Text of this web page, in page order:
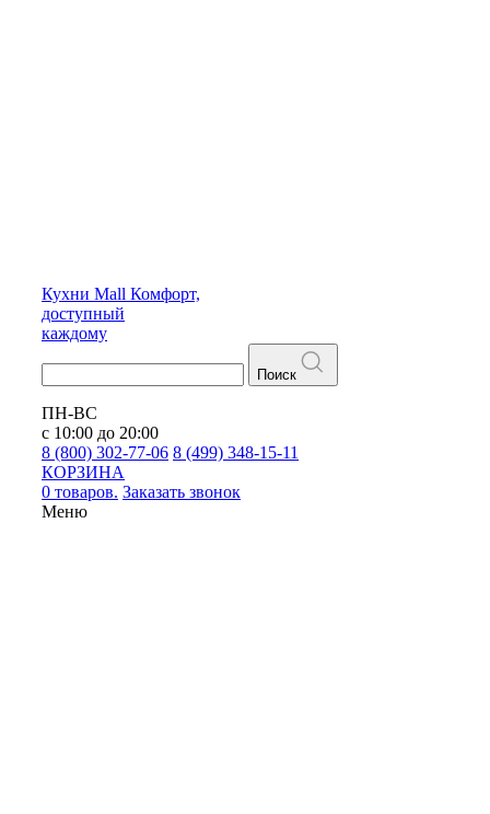
Кухни Mall Комфорт,
доступный
каждому
Поиск
ПН-ВС
с 10:00 до 20:00
8 (800) 302-77-06 8 (499) 348-15-11
КОРЗИНА
0 товаров. Заказать звонок
Меню